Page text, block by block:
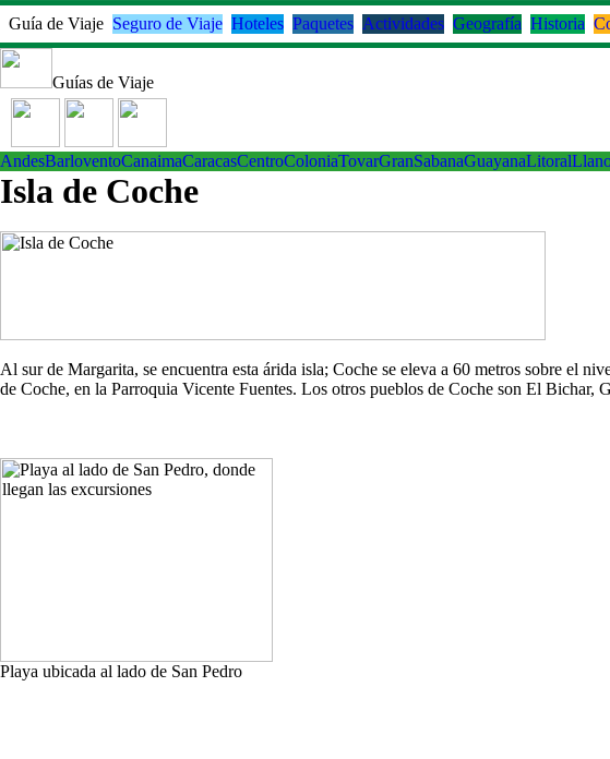
Guía de Viaje Seguro de Viaje Hoteles Paquetes Actividades Geografía Historia
Guías de Viaje
AndesBarloventoCanaimaCaracasCentroColoniaTovarGranSabanaGuayanaLitoral
Isla de Coche
Al sur de Margarita, se encuentra esta árida isla; Coche se eleva a 60 metros sobre el
de Coche, en la Parroquia Vicente Fuentes. Los otros pueblos de Coche son El
Playa ubicada al lado de San Pedro